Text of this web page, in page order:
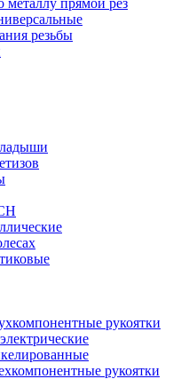
прямой рез
резьбы
рукоятки
рукоятки